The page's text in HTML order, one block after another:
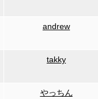
andrew
takky
やっちん